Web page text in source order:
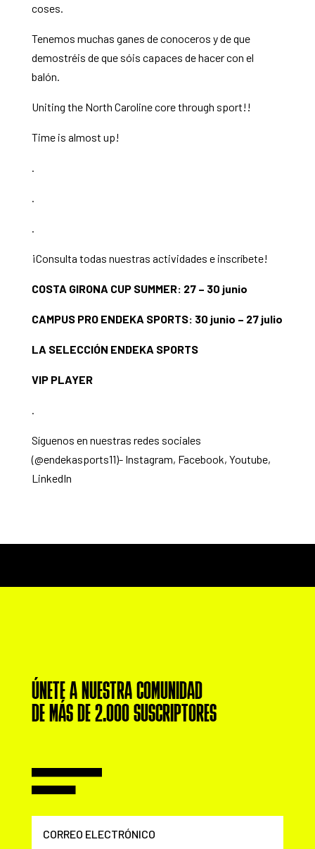
coses.
Tenemos muchas ganes de conoceros y de que
demostréis de que sóis capaces de hacer con el
balón.
Uniting the North Caroline core through sport!!
Time is almost up!
.
.
.
¡Consulta todas nuestras actividades e inscríbete!
COSTA GIRONA CUP SUMMER: 27 – 30 junio
CAMPUS PRO ENDEKA SPORTS: 30 junio – 27 julio
LA SELECCIÓN ENDEKA SPORTS
VIP PLAYER
.
Síguenos en nuestras redes sociales
(@endekasports11)- Instagram, Facebook, Youtube,
LinkedIn
ÚNETE A NUESTRA COMUNIDAD
DE MÁS DE 2.000 SUSCRIPTORES